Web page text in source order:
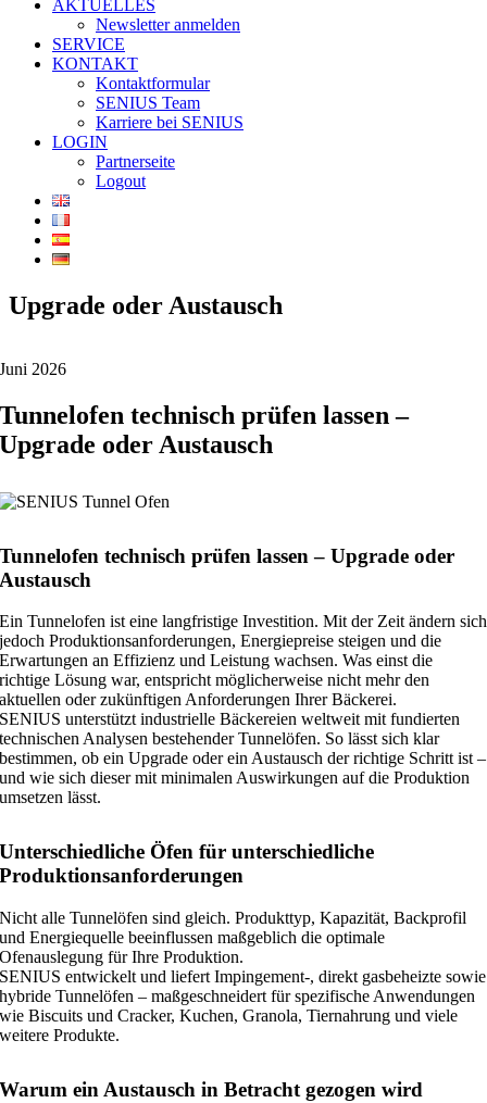
AKTUELLES
Newsletter anmelden
SERVICE
KONTAKT
Kontaktformular
SENIUS Team
Karriere bei SENIUS
LOGIN
Partnerseite
Logout
Upgrade oder Austausch
Juni 2026
Tunnelofen technisch prüfen lassen –
Upgrade oder Austausch
Tunnelofen technisch prüfen lassen – Upgrade oder
Austausch
Ein Tunnelofen ist eine langfristige Investition. Mit der Zeit ändern sich
jedoch Produktionsanforderungen, Energiepreise steigen und die
Erwartungen an Effizienz und Leistung wachsen. Was einst die
richtige Lösung war, entspricht möglicherweise nicht mehr den
aktuellen oder zukünftigen Anforderungen Ihrer Bäckerei.
SENIUS unterstützt industrielle Bäckereien weltweit mit fundierten
technischen Analysen bestehender Tunnelöfen. So lässt sich klar
bestimmen, ob ein Upgrade oder ein Austausch der richtige Schritt ist –
und wie sich dieser mit minimalen Auswirkungen auf die Produktion
umsetzen lässt.
Unterschiedliche Öfen für unterschiedliche
Produktionsanforderungen
Nicht alle Tunnelöfen sind gleich. Produkttyp, Kapazität, Backprofil
und Energiequelle beeinflussen maßgeblich die optimale
Ofenauslegung für Ihre Produktion.
SENIUS entwickelt und liefert Impingement-, direkt gasbeheizte sowie
hybride Tunnelöfen – maßgeschneidert für spezifische Anwendungen
wie Biscuits und Cracker, Kuchen, Granola, Tiernahrung und viele
weitere Produkte.
Warum ein Austausch in Betracht gezogen wird